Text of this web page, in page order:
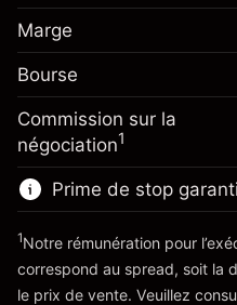
Taille de la position
~ €5,000.00
Valeur nominale
€4,000.00
Vers la plateforme
investissement
Ajustement des
overnight
Frais sur la valeur
position
Taille de la position
~€5,000.00
Valeur nominale
Vers la plateforme
Marge
Bourse
Commission sur la
négociation1
Prime de stop garanti
1Notre rémunération pour
correspond au spread, soit la
le prix de vente. Veuillez